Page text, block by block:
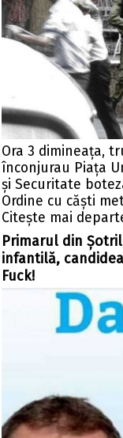
Ora 3 dimineața,
înconjurau Piața
și Securitate
Ordine cu căști
Citeşte mai
Primarul din
infantilă,
Fuck!